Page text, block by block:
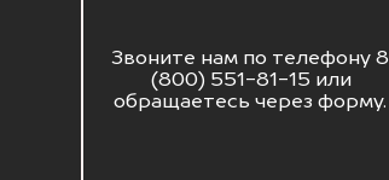
Звоните нам по телефону 8
(800) 551-81-15 или
обращаетесь через форму.